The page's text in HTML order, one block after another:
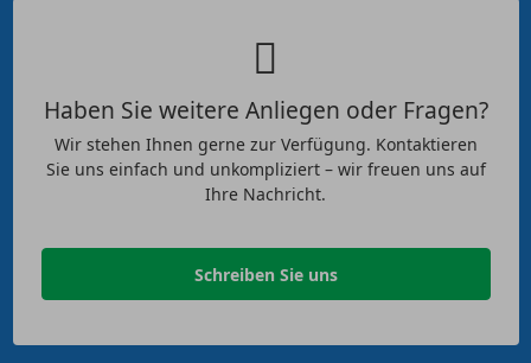
Haben Sie weitere Anliegen oder Fragen?
Wir stehen Ihnen gerne zur Verfügung. Kontaktieren
Sie uns einfach und unkompliziert – wir freuen uns auf
Ihre Nachricht.
Schreiben Sie uns